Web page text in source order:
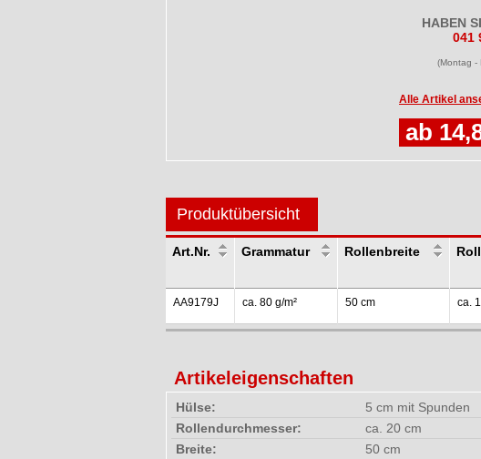
HABEN
041
(Montag -
Alle Artikel
ab
Produktübersicht
Art.Nr. Grammatur Rollenbreite
AA9179J ca. 80 g/m² 50 cm ca.
Artikeleigenschaften
Hülse:
5 cm mit Spunden
Rollendurchmesser:
ca. 20 cm
Breite:
50 cm